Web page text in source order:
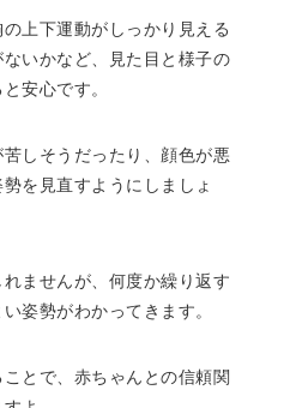
上下運動がしっかり見える
いかなど、見た目と様子の
安心です。
しそうだったり、顔色が悪
を見直すようにしましょ
ませんが、何度か繰り返す
姿勢がわかってきます。
とで、赤ちゃんとの信頼関